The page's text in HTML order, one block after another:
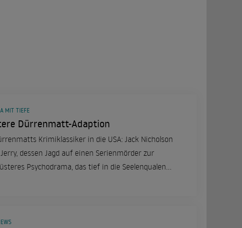
MIT TIEFE
Dürrenmatt-Adaption
Krimiklassiker in die USA: Jack Nicholson
dessen Jagd auf einen Serienmörder zur
Psychodrama, das tief in die Seelenqualen